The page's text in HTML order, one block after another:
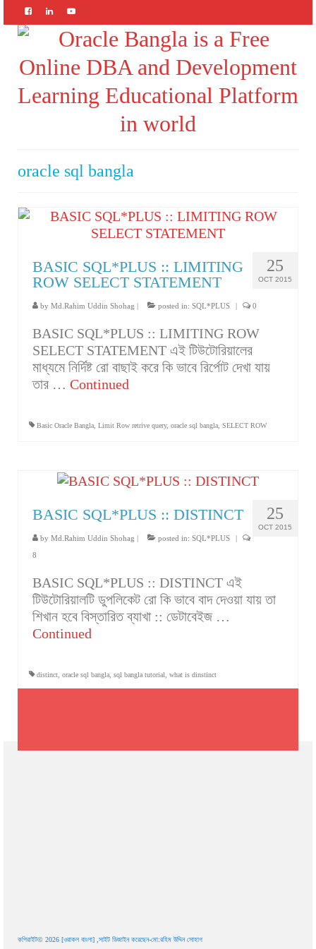
oracle sql bangla
25
OCT 2015
BASIC SQL*PLUS :: LIMITING
ROW SELECT STATEMENT
by Md.Rahim Uddin Shohag | posted in: SQL*PLUS | 0
BASIC SQL*PLUS :: LIMITING ROW
SELECT STATEMENT এই টিউটোরিয়ালের
মাধ্যমে নির্দিষ্ট রো বাছাই করে কি ভাবে রির্পোট দেখা যায়
তার … Continued
Basic Oracle Bangla Limit Row retrive query, oracle sql bangla SELECT ROW
25
OCT 2015
BASIC SQL*PLUS :: DISTINCT
by Md.Rahim Uddin Shohag posted in: SQL*PLUS
8
BASIC SQL*PLUS :: DISTINCT এই
টিউটোরিয়ালটি ডুপলিকেট রো কি ভাবে বাদ দেওয়া যায় তা
শিখান হবে বিস্তারিত ব্যাখা :: ডেটাবেইজ …
Continued
distinct, oracle sql bangla, sql bangla tutorial, what is dinstinct
কপিরাইট© 2026 [ওরাকল বাংলা] ,সাইট ডিজাইন করেছেন-মো:রহিম উদ্দিন সোহাগ